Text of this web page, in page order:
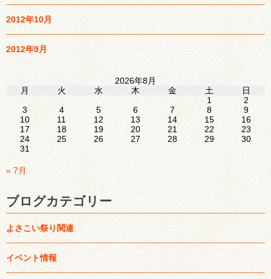
2012年10月
2012年9月
2026年8月
月
火 水 木 金 土
日
1
2
3
4 5 6 7 8
9
10
11 12 13 14 15
16
17
18 19 20 21 22
23
24
25 26 27 28 29
30
31
« 7月
ブログカテゴリー
よさこい祭り関連
イベント情報